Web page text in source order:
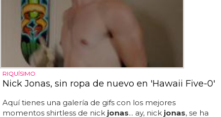
RIQUÍSIMO
Nick Jonas, sin ropa de nuevo en 'Hawaii Five-0'
Aquí tienes una galería de gifs con los mejores
momentos shirtless de nick jonas... ay, nick jonas, se ha